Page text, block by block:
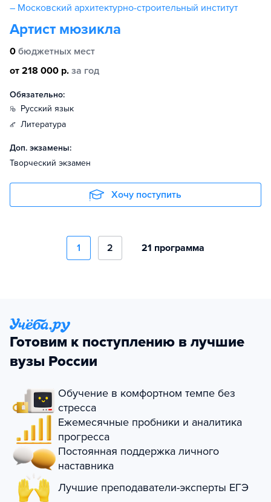
– Московский архитектурно-строительный институт
Артист мюзикла
0 бюджетных мест
от 218 000 р. за год
Обязательно:
русский язык
литература
Доп. экзамены:
Творческий экзамен
Хочу поступить
1 2 21 программа
Готовим к поступлению в лучшие
вузы России
Обучение в комфортном темпе без
стресса
Ежемесячные пробники и аналитика
прогресса
Постоянная поддержка личного
наставника
Лучшие преподаватели-эксперты ЕГЭ